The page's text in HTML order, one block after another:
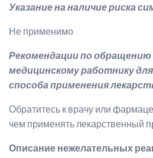
Указание на наличие риска
Не применимо
Рекомендации по обращению
медицинскому работнику
способа применения
Обратитесь к врачу или
чем применять лекарственный
Описание нежелательных